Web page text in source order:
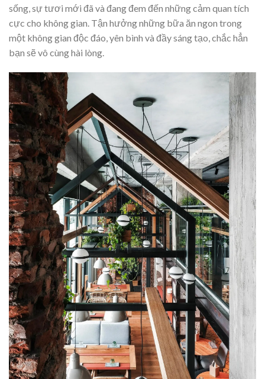
sống, sự tươi mới đã và đang đem đến những cảm quan tích
cực cho không gian. Tận hưởng những bữa ăn ngon trong
một không gian độc đáo, yên bình và đầy sáng tạo, chắc hẳn
bạn sẽ vô cùng hài lòng.